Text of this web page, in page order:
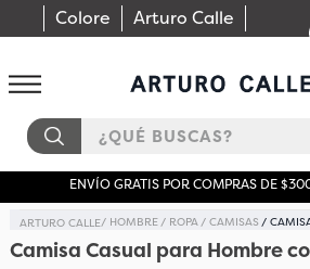
Colore Arturo Calle
¿QUÉ BUSCAS?
ENVÍO GRATIS POR COMPRAS DE
HOMBRE ROPA CAMISAS
Camisa Casual para Hombre